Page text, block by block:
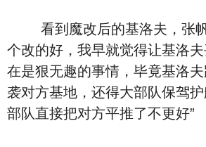
看到魔改后的基洛夫，张帆
个改的好，我早就觉得让基洛
在是狠无趣的事情，毕竟基洛
袭对方基地，还得大部队保驾
部队直接把对方平推了不更好”